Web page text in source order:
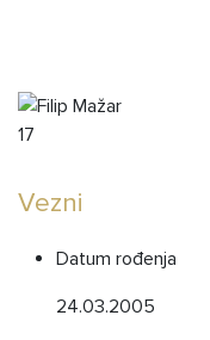
17
Vezni
Datum rođenja
24.03.2005